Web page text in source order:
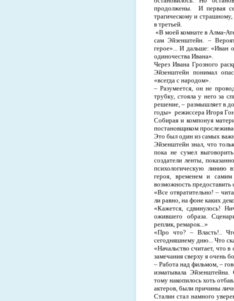
продолжены.
И первая
трагическому и страшному,
в третьей.
«В моей комнате в Алма-
сам Эйзенштейн. –
герое»... И дальше: «Иван
одиночества Ивана».
Через Ивана Грозного
Эйзенштейн понимал
«всегда с народом».
– Разумеется, он не
трубку, стояла у него за
решение, – размышляет в
годы» режиссера Игоря
Собирая и компонуя
постановщиком
Это был один из самых
Эйзенштейн знал, что
пока не сумел
создатели ленты,
психологическую линию
героя, временем и
возможность предоставить
«Все отвратительно! –
ли равно, на фоне каких
«Кажется, сдвинулось!
ожившего образа.
реплик, ремарок...»
«Про что? – Власть!..
сегодняшнему дню... Что
«Начальство считает, что
замечания сверху я очень
– Работа над фильмом, –
изматывала
тому накопилось хоть
актеров, были причины
Сталин стал намного